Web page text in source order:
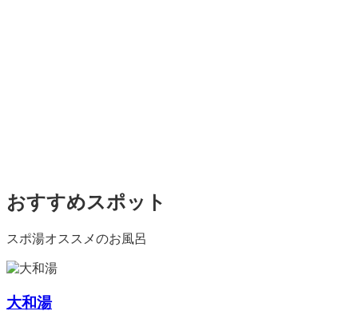
おすすめスポット
スポ湯オススメのお風呂
大和湯